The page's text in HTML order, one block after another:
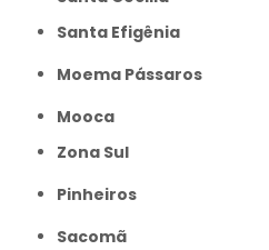
Santa Efigênia
Moema Pássaros
Mooca
Zona Sul
Pinheiros
Sacomã